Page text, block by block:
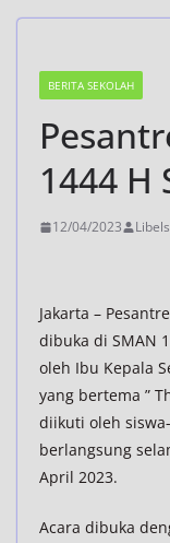
BERITA SEKOLAH
1444 H
12/04/2023
Jakarta –
dibuka di SMAN
oleh Ibu Kepala
yang bertema ”
diikuti oleh
berlangsung
April 2023.
Acara dibuka